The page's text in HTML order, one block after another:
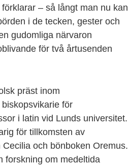
– så långt man nu kan
i de tecken, gester och
gudomliga närvaron
för två årtusenden
präst inom
för
i latin vid Lunds universitet.
för tillkomsten av
och bönboken Oremus.
forskning om medeltida